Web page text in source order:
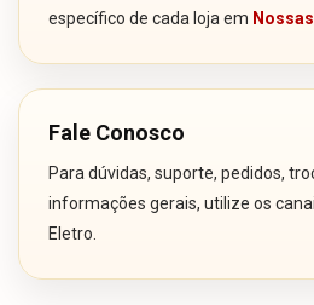
específico de cada loja em
Fale Conosco
Para dúvidas, suporte, pedidos,
informações gerais, utilize os
Eletro.